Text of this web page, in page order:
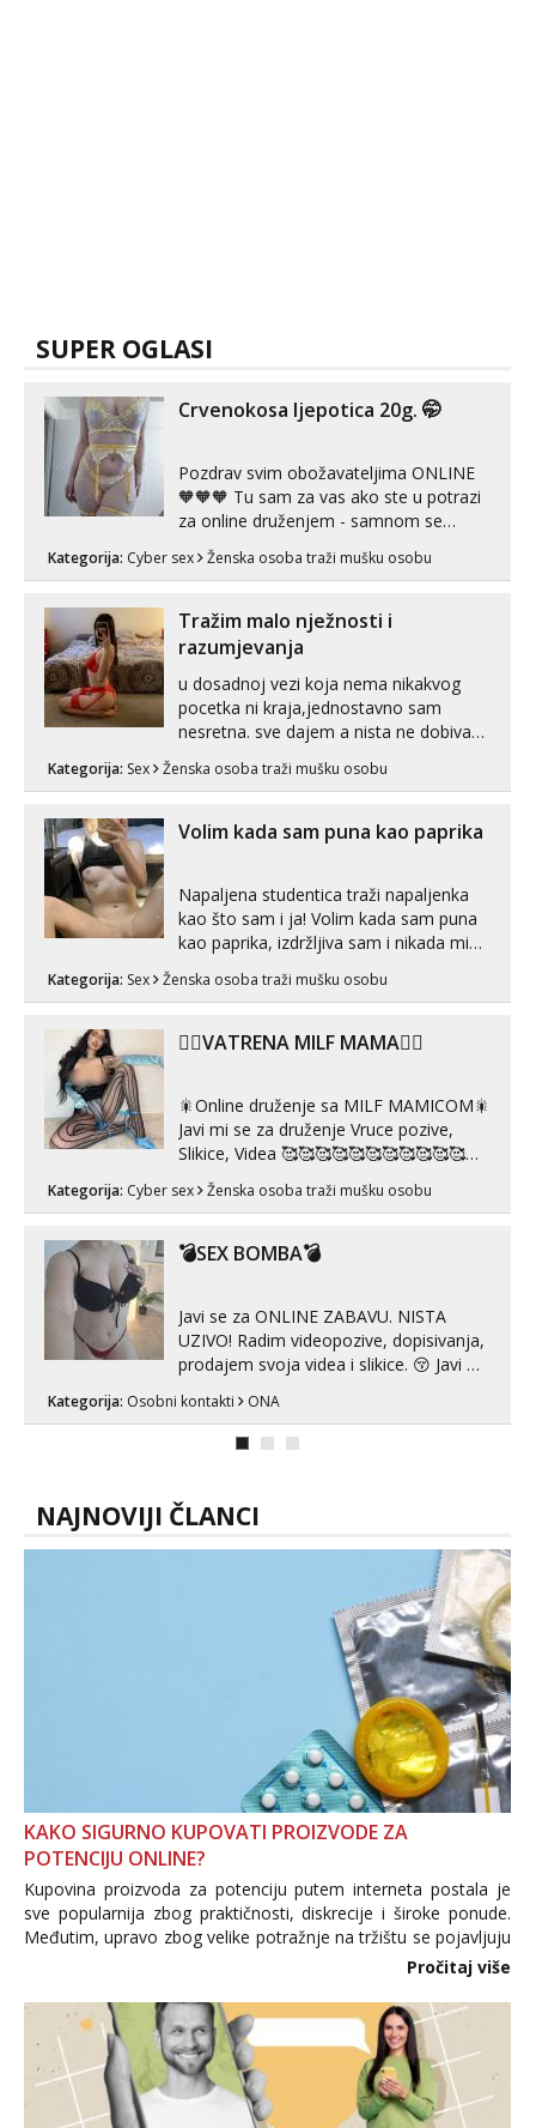
SUPER OGLASI
Crvenokosa ljepotica 20g. 🤭
Pozdrav svim obožavateljima ONLINE
🧡🧡🧡 Tu sam za vas ako ste u potrazi
za online druženjem - samnom se
možete zabaviti preko videopoziva, ili
ako vam nisam dovoljna radim i u paru i
😉 Radim i vruća tipkanja uz slike i hot
line pozive. Za vas sam pripremila ...
Kategorija: Cyber sex Ženska osoba traži mušku osobu
Tražim malo nježnosti i
razumjevanja
u dosadnoj vezi koja nema nikakvog
pocetka ni kraja,jednostavno sam
nesretna. sve dajem a nista ne dobivam
zadovoljiti moje potrebe,ne trazim puno
volim njezan seks i njezne poljupce po
tijelu koji me jako pale,obozavam kad
Kategorija: Sex Ženska osoba traži mušku osobu
Volim kada sam puna kao paprika
Napaljena studentica traži napaljenka
kao što sam i ja! Volim kada sam puna
kao paprika, izdržljiva sam i nikada mi
puta dnevno bilo kad i bilo gdje zato se
link ispod i nadji me tamo, cekam te!
Kategorija: Sex Ženska osoba traži mušku osobu
❤️‍🔥VATRENA MILF MAMA❤️‍🔥
🎇Online druženje sa MILF MAMICOM🎇
Javi mi se za druženje Vruce pozive,
Slikice, Videa 🥰🥰🥰🥰🥰🥰🥰🥰🥰🥰🥰🥰
🥰 Solo ili sa partnerom ili kolegicama
Javi mi se porukom WhatsApp ili
Telegram 👉@enafriedrichkis 🤬NE
Kategorija: Cyber sex Ženska osoba traži mušku osobu
💣SEX BOMBA💣
Javi se za ONLINE ZABAVU. NISTA
UZIVO! Radim videopozive, dopisivanja,
prodajem svoja videa i slikice. 😚 Javi mi
Telegram. +385 91 723 0045
Kategorija: Osobni kontakti ONA
NAJNOVIJI ČLANCI
KAKO SIGURNO KUPOVATI PROIZVODE ZA
POTENCIJU ONLINE?
Kupovina proizvoda za potenciju putem interneta postala je
sve popularnija zbog praktičnosti, diskrecije i široke ponude.
Međutim, upravo zbog velike potražnje na tržištu se pojavljuju
i brojni krivotvoreni proizvodi, nepouzdane internetske
Pročitaj više